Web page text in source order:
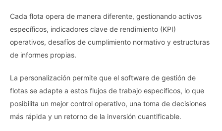
Cada flota opera de manera diferente, gestionando activos
específicos, indicadores clave de rendimiento (KPI)
operativos, desafíos de cumplimiento normativo y estructuras
de informes propias.
La personalización permite que el software de gestión de
flotas se adapte a estos flujos de trabajo específicos, lo que
posibilita un mejor control operativo, una toma de decisiones
más rápida y un retorno de la inversión cuantificable.